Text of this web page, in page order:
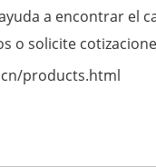
a encontrar el
o solicite
products.html